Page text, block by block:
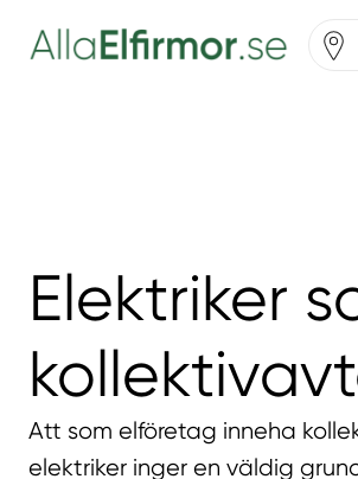
Elektriker
Att som elföretag inneha
elektriker inger en väldig